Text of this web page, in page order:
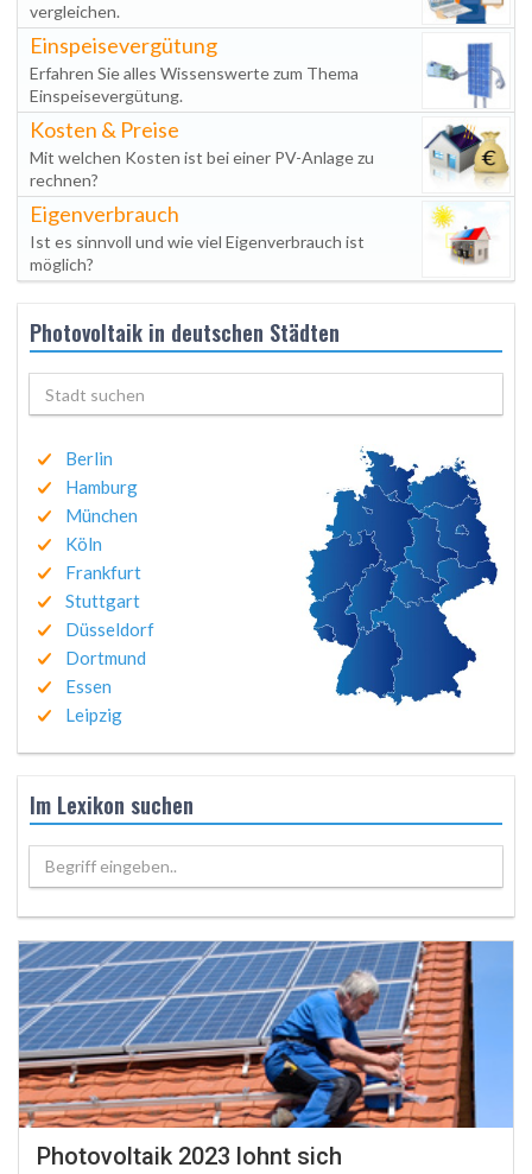
vergleichen.
Einspeisevergütung
Erfahren Sie alles Wissenswerte zum Thema
Einspeisevergütung.
Kosten & Preise
Mit welchen Kosten ist bei einer PV-Anlage zu
rechnen?
Eigenverbrauch
Ist es sinnvoll und wie viel Eigenverbrauch ist
möglich?
Photovoltaik in deutschen Städten
Berlin
Hamburg
München
Köln
Frankfurt
Stuttgart
Düsseldorf
Dortmund
Essen
Leipzig
Im Lexikon suchen
Begriff eingeben..